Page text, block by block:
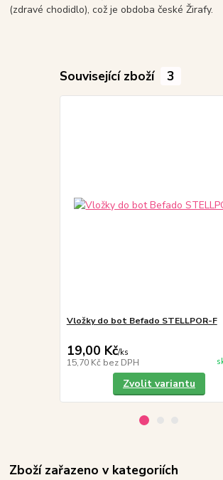
(zdravé chodidlo), což je obdoba české Žirafy.
Související zboží 3
Vložky do bot Befado STELLPOR-F
19,00 Kč/ks
15,70 Kč bez DPH
Zvolit variantu
Zboží zařazeno v kategoriích